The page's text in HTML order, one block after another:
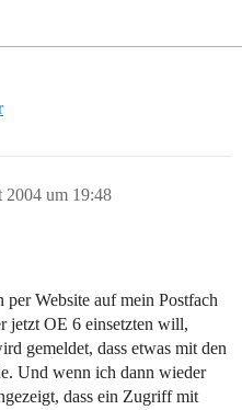
2004 um 19:48
Website auf mein Postfach
jetzt OE 6 einsetzten will,
gemeldet, dass etwas mit den
Und wenn ich dann wieder
dass ein Zugriff mit